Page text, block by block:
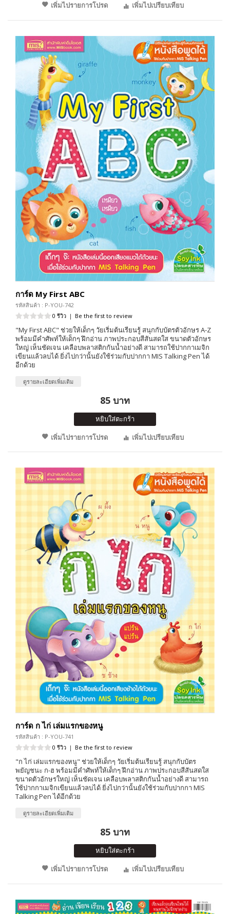
เพิ่มไปรายการโปรด
เพิ่มไปเปรียบเทียบ
การ์ด My First ABC
รหัสสินค้า : P-YOU-742
0 รีวิว | Be the first to review
"My First ABC" ช่วยให้เด็กๆ วัยเริ่มต้นเรียนรู้ สนุกกับบัตรตัวอักษร A-Z
พร้อมมีคำศัพท์ให้เด็กๆ ฝึกอ่าน ภาพประกอบสีสันสดใส ขนาดตัวอักษร
ใหญ่ เห็นชัดเจน เคลือบพลาสติกกันน้ำอย่างดี สามารถใช้ปากกาเมจิก
เขียนแล้วลบได้ ยิ่งไปกว่านั้นยังใช้ร่วมกับปากกา MIS Talking Pen ได้
อีกด้วย
ดูรายละเอียดเพิ่มเติม
85 บาท
หยิบใส่ตะกร้า
เพิ่มไปรายการโปรด
เพิ่มไปเปรียบเทียบ
การ์ด ก ไก่ เล่มแรกของหนู
รหัสสินค้า : P-YOU-741
0 รีวิว | Be the first to review
"ก ไก่ เล่มแรกของหนู" ช่วยให้เด็กๆ วัยเริ่มต้นเรียนรู้ สนุกกับบัตร
พยัญชนะ ก-ฮ พร้อมมีคำศัพท์ให้เด็กๆ ฝึกอ่าน ภาพประกอบสีสันสดใส
ขนาดตัวอักษรใหญ่ เห็นชัดเจน เคลือบพลาสติกกันน้ำอย่างดี สามารถ
ใช้ปากกาเมจิกเขียนแล้วลบได้ ยิ่งไปกว่านั้นยังใช้ร่วมกับปากกา MIS
Talking Pen ได้อีกด้วย
ดูรายละเอียดเพิ่มเติม
85 บาท
หยิบใส่ตะกร้า
เพิ่มไปรายการโปรด
เพิ่มไปเปรียบเทียบ